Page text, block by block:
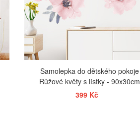
Samolepka do dětského pokoje
Růžové květy s lístky - 90x30cm
399 Kč